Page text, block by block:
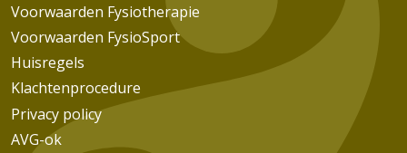
Voorwaarden Fysiotherapie
Voorwaarden FysioSport
Huisregels
Klachtenprocedure
Privacy policy
AVG-ok